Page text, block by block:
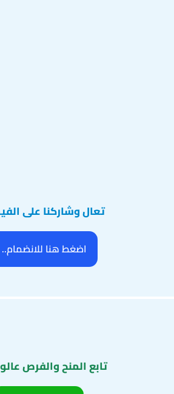
تعال وشاركنا على
اضغط هنا للانضمام..
تابع المنح والفرص